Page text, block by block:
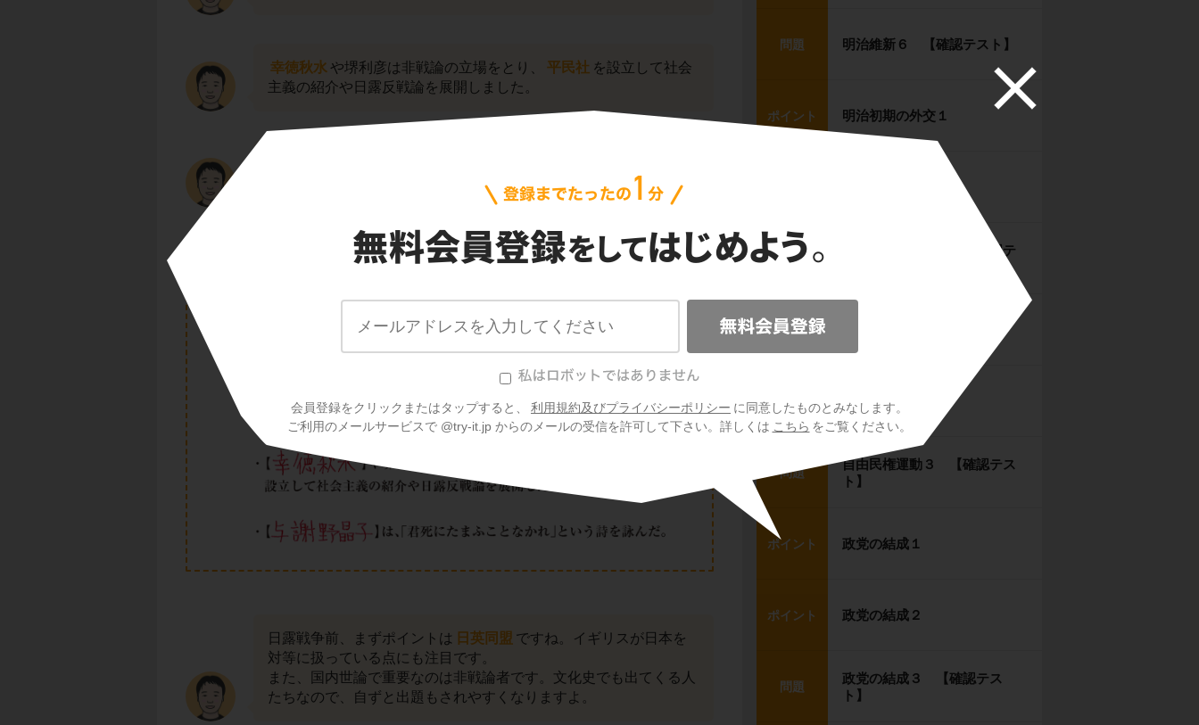
会員登録をクリックまたはタップすると、 利用規約及びプライバシーポリシー に同意したものとみなします。
ご利用のメールサービスで @try-it.jp からのメールの受信を許可して下さい。詳しくは こちら をご覧ください。
幸徳秋水 や堺利彦は非戦論の立場をとり、 平民社 を設立して社会
主義の紹介や日露反戦論を展開しました。
日露戦争前、まずポイントは 日英同盟 ですね。イギリスが日本を
対等に扱っている点にも注目です。
また、国内世論で重要なのは非戦論者です。文化史でも出てくる人
たちなので、自ずと出題もされやすくなりますよ。
問題 明治維新６ 【確認テスト】
ポイント 明治初期の外交１
問題
明治初期の外交３ 【確認テ
ポイント
ポイント 自由民権運動２
問題
自由民権運動３ 【確認テス
ト】
ポイント 政党の結成１
ポイント 政党の結成２
問題
政党の結成３ 【確認テス
ト】